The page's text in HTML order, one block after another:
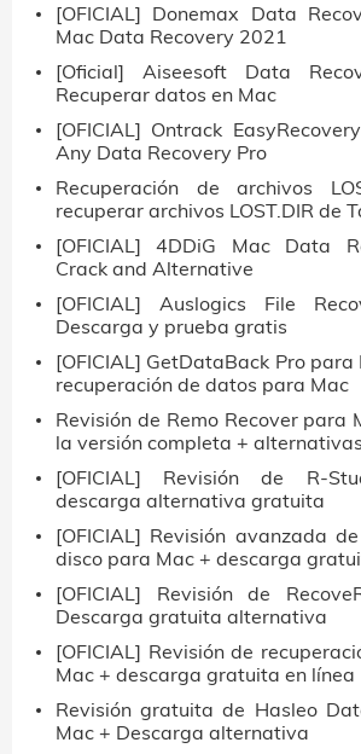
[OFICIAL] Donemax Data
Mac Data Recovery 2021
[Oficial] Aiseesoft Data
Recuperar datos en Mac
[OFICIAL] Ontrack
Any Data Recovery Pro
Recuperación de archivos
recuperar archivos LOST.DIR de
[OFICIAL] 4DDiG Mac Data
Crack and Alternative
[OFICIAL] Auslogics File
Descarga y prueba gratis
[OFICIAL] GetDataBack Pro
recuperación de datos para Mac
Revisión de Remo Recover para
la versión completa + alternativas
[OFICIAL] Revisión de R-
descarga alternativa gratuita
[OFICIAL] Revisión avanzada
disco para Mac + descarga
[OFICIAL] Revisión de
Descarga gratuita alternativa
[OFICIAL] Revisión de
Mac + descarga gratuita en línea
Revisión gratuita de Hasleo
Mac + Descarga alternativa